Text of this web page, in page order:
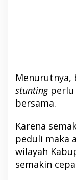
Menurutnya,
stuntingperlu
bersama.
Karena
peduli maka
wilayah
semakin